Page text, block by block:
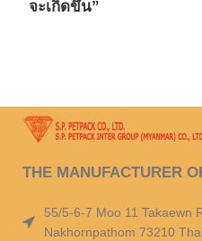
จะเกิดขึ้น”
THE MANUFACTURER
55/5-6-7 Moo 11 Takaewn
Nakhornpathom 73210